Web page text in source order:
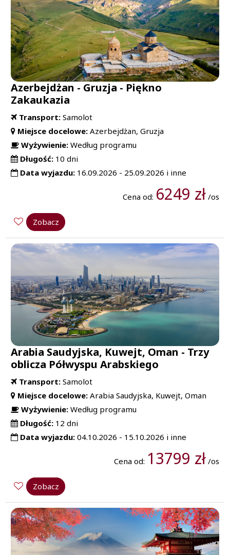
Azerbejdżan - Gruzja - Piękno
Zakaukazia
Transport: Samolot
Miejsce docelowe: Azerbejdżan, Gruzja
Wyżywienie: Według programu
Długość: 10 dni
Data wyjazdu: 16.09.2026 - 25.09.2026 i inne
Cena od: 6249 zł/os
Zobacz
Arabia Saudyjska, Kuwejt, Oman - Trzy
oblicza Półwyspu Arabskiego
Transport: Samolot
Miejsce docelowe: Arabia Saudyjska, Kuwejt, Oman
Wyżywienie: Według programu
Długość: 12 dni
Data wyjazdu:04.10.2026 - 15.10.2026 i inne
Cena od: 13799 zł/os
Zobacz